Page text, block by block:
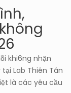
khi6ng nhận
Lab Thiên Tân
là các yêu cầu